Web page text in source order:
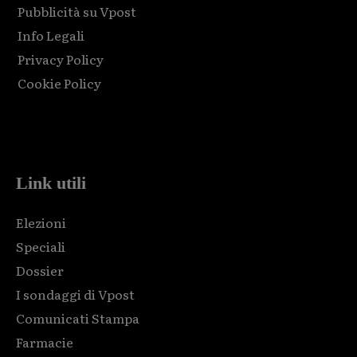
Pubblicità su Vpost
Info Legali
Privacy Policy
Cookie Policy
Link utili
Elezioni
Speciali
Dossier
I sondaggi di Vpost
Comunicati Stampa
Farmacie